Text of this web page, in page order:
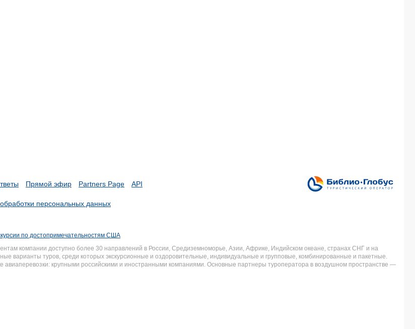
Прямой эфир Partners Page API
персональных данных
по достопримечательностям США
компании доступно более 30 направлений в России, Средиземноморье, Азии, Африке, Индийском океане, странах СНГ и на
варианты туров, среди которых экскурсионные и оздоровительные, индивидуальные и групповые, комбинированные и пакетные.
авиаперевозки: крупными российскими и иностранными компаниями. Основные партнеры туроператора в воздушном пространстве —